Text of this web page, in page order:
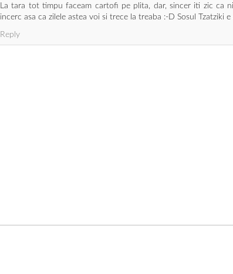
La tara tot timpu faceam cartofi pe plita, dar, sincer iti zic ca
incerc asa ca zilele astea voi si trece la treaba :-D Sosul Tzatziki
Reply